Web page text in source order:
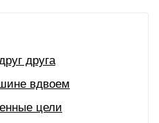
друга
вдвоем
цели